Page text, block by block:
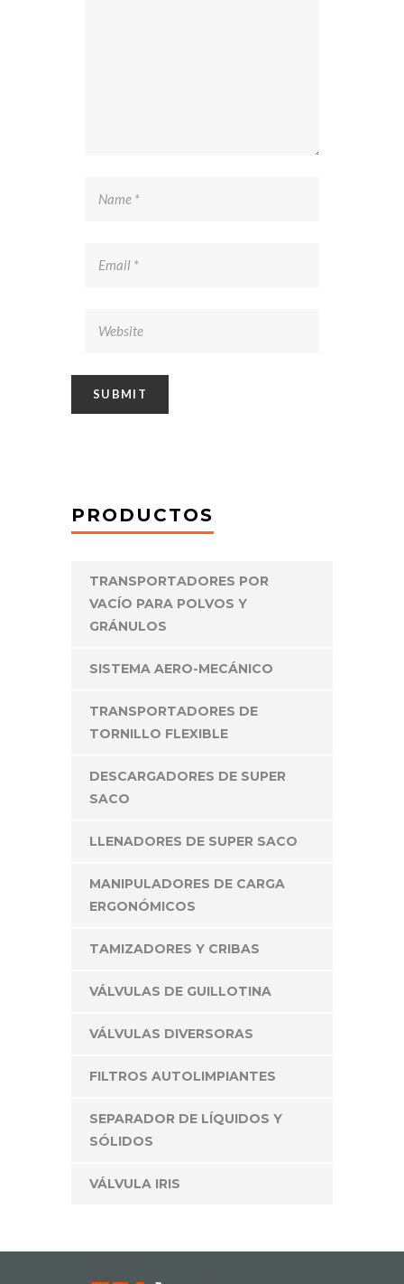
PRODUCTOS
TRANSPORTADORES POR
VACÍO PARA POLVOS Y
GRÁNULOS
SISTEMA AERO-MECÁNICO
TRANSPORTADORES DE
TORNILLO FLEXIBLE
DESCARGADORES DE SUPER
SACO
LLENADORES DE SUPER SACO
MANIPULADORES DE CARGA
ERGONÓMICOS
TAMIZADORES Y CRIBAS
VÁLVULAS DE GUILLOTINA
VÁLVULAS DIVERSORAS
FILTROS AUTOLIMPIANTES
SEPARADOR DE LÍQUIDOS Y
SÓLIDOS
VÁLVULA IRIS